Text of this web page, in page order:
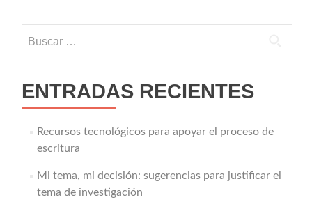
ENTRADAS RECIENTES
Recursos tecnológicos para apoyar el proceso de
escritura
Mi tema, mi decisión: sugerencias para justificar el
tema de investigación